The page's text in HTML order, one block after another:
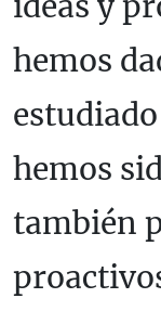
hemos
hemos
también